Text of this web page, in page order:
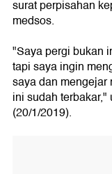
surat perpisahan
medsos.
"Saya pergi bukan
tapi saya ingin
saya dan
ini sudah
(20/1/2019).